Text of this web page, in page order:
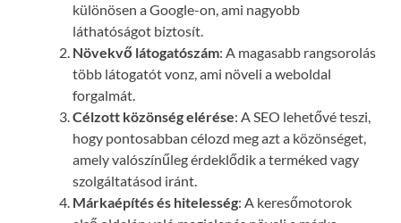
különösen a Google-on, ami nagyobb
láthatóságot biztosít.
Növekvő látogatószám: A magasabb rangsorolás
több látogatót vonz, ami növeli a weboldal
forgalmát.
Célzott közönség elérése: A SEO lehetővé teszi,
hogy pontosabban célozd meg azt a közönséget,
amely valószínűleg érdeklődik a terméked vagy
szolgáltatásod iránt.
Márkaépítés és hitelesség: A keresőmotorok